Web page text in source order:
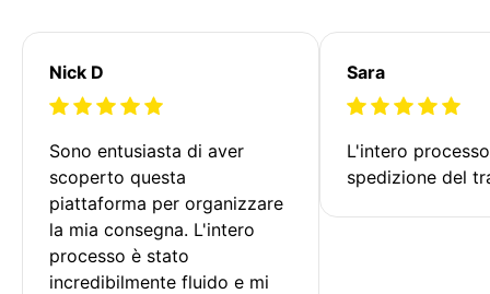
Nick D
Sono entusiasta di aver
scoperto questa
piattaforma per organizzare
la mia consegna. L'intero
processo è stato
incredibilmente fluido e mi
Sara
L'intero
spedizione del